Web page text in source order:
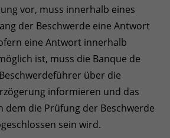
vor, muss innerhalb eines
der Beschwerde eine Antwort
eine Antwort innerhalb
ist, muss die Banque de
über die
informieren und das
dem die Prüfung der Beschwerde
sein wird.